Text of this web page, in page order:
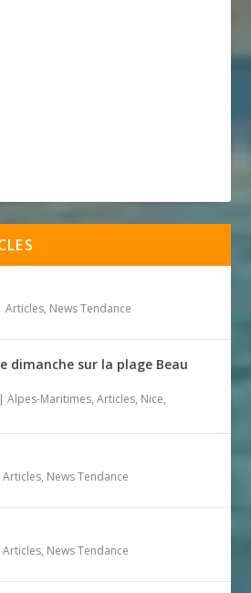
|Articles, News Tendance
dimanche sur la plage Beau
|Alpes-Maritimes,Articles, Nice,
Articles, News Tendance
Articles, News Tendance